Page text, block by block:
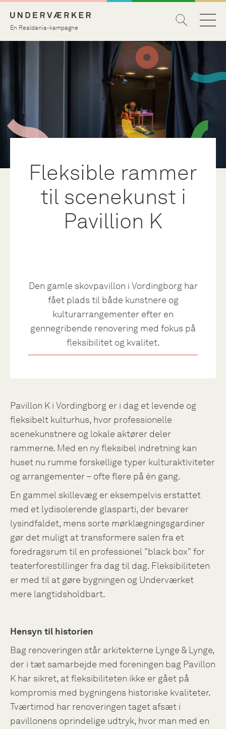
En Realdania-kampagne
Fleksible rammer
til scenekunst i
Pavillion K
Den gamle skovpavillon i Vordingborg har
fået plads til både kunstnere og
kulturarrangementer efter en
gennegribende renovering med fokus på
fleksibilitet og kvalitet.
Pavillon K i Vordingborg er i dag et levende og
fleksibelt kulturhus, hvor professionelle
scenekunstnere og lokale aktører deler
rammerne. Med en ny fleksibel indretning kan
huset nu rumme forskellige typer kulturaktiviteter
og arrangementer – ofte flere på én gang.
En gammel skillevæg er eksempelvis erstattet
med et lydisolerende glasparti, der bevarer
lysindfaldet, mens sorte mørklægningsgardiner
gør det muligt at transformere salen fra et
foredragsrum til en professionel "black box" for
teaterforestillinger fra dag til dag. Fleksibiliteten
er med til at gøre bygningen og Underværket
mere langtidsholdbart.
Hensyn til historien
Bag renoveringen står arkitekterne Lynge & Lynge,
der i tæt samarbejde med foreningen bag Pavillon
K har sikret, at fleksibiliteten ikke er gået på
kompromis med bygningens historiske kvaliteter.
Tværtimod har renoveringen taget afsæt i
pavillonens oprindelige udtryk, hvor man med en